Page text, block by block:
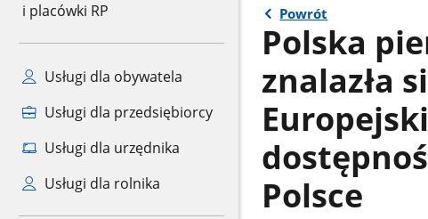
i placówki RP
Usługi dla obywatela
Usługi dla przedsiębiorcy
Usługi dla urzędnika
Usługi dla rolnika
Powrót
Polska
znalazła
Polsce